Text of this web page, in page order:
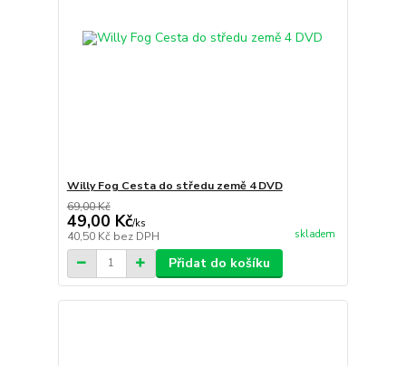
Willy Fog Cesta do středu země 4 DVD
69,00 Kč
49,00 Kč/ks
40,50 Kč bez DPH skladem
Přidat do košíku